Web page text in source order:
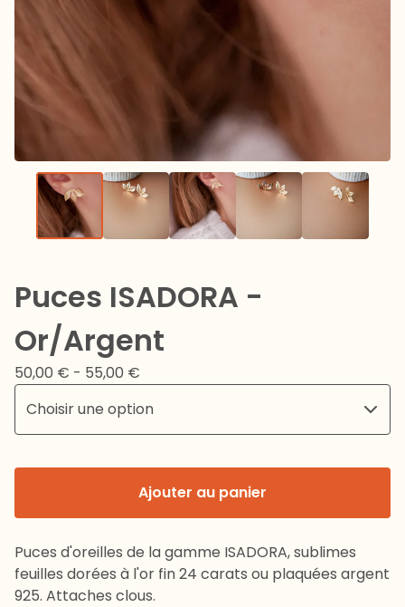
Puces ISADORA -
Or/Argent
50,00 € - 55,00 €
Ajouter au panier
Puces d'oreilles de la gamme ISADORA, sublimes
feuilles dorées à l'or fin 24 carats ou plaquées argent
925. Attaches clous.